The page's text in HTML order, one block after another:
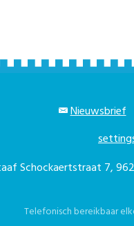
Nieuwsbrief
Schockaertstraat 7,
Telefonisch bereikbaar